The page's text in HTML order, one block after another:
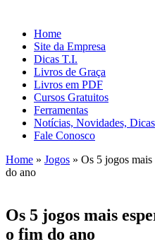
Home
Site da Empresa
Dicas T.I.
Livros de Graça
Livros em PDF
Cursos Gratuitos
Ferramentas
Notícias, Novidades, Dicas
Fale Conosco
Home » Jogos » Os 5 jogos mais
do ano
Os 5 jogos mais
o fim do ano